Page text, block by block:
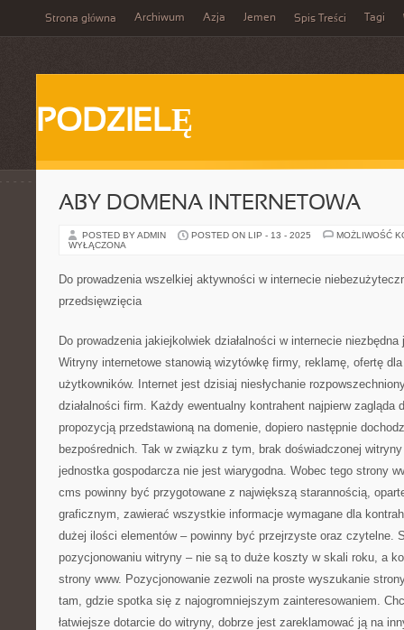
Strona główna Archiwum Azja Jemen Spis Treści Tagi
PODZIELĘ
ABY DOMENA INTERNETOWA
POSTED BY ADMIN POSTED ON LIP - 13 - 2025
MOŻLIWOŚĆ
WYŁĄCZONA
Do prowadzenia wszelkiej aktywności w internecie
przedsięwzięcia
Do prowadzenia jakiejkolwiek działalności w internecie
Witryny internetowe stanowią wizytówkę firmy, reklamę, ofertę
użytkowników. Internet jest dzisiaj niesłychanie
działalności firm. Każdy ewentualny kontrahent najpierw zagląda
propozycją przedstawioną na domenie, dopiero następnie
bezpośrednich. Tak w związku z tym, brak doświadczonej
jednostka gospodarcza nie jest wiarygodna. Wobec tego strony
cms powinny być przygotowane z największą starannością,
graficznym, zawierać wszystkie informacje wymagane dla
dużej ilości elementów – powinny być przejrzyste oraz czytelne.
pozycjonowaniu witryny – nie są to duże koszty w skali roku, a
strony www. Pozycjonowanie zezwoli na proste wyszukanie
tam, gdzie spotka się z najogromniejszym zainteresowaniem.
łatwiejsze dotarcie do witryny, dobrze jest zareklamować ją na